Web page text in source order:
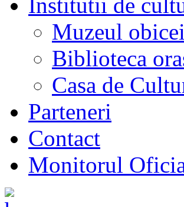
Muzeul
Biblioteca
Casa de
Parteneri
Contact
Monitorul